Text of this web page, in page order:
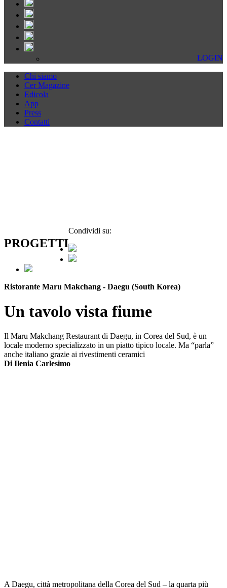
LOGIN
Chi siamo
Cer Magazine
Edicola
App
Press
Contatti
PROGETTI
Condividi su:
Ristorante Maru Makchang - Daegu (South Korea)
Un tavolo vista fiume
Il Maru Makchang Restaurant di Daegu, in Corea del Sud, è un
locale moderno specializzato in un piatto tipico locale. Ma “parla”
anche italiano grazie ai rivestimenti ceramici
Di Ilenia Carlesimo
A Daegu, città metropolitana della Corea del Sud – la quarta più